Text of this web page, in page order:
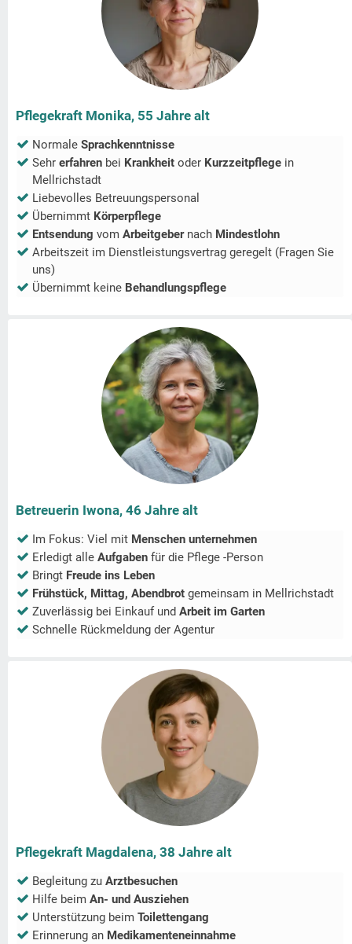
Pflegekraft Monika, 55 Jahre alt
Normale Sprachkenntnisse
Sehr erfahren bei Krankheit oder Kurzzeitpflege in
Mellrichstadt
Liebevolles Betreuungspersonal
Übernimmt Körperpflege
Entsendung vom Arbeitgeber nach Mindestlohn
Arbeitszeit im Dienstleistungsvertrag geregelt (Fragen Sie
uns)
Übernimmt keine Behandlungspflege
Betreuerin Iwona, 46 Jahre alt
Im Fokus: Viel mit Menschen unternehmen
Erledigt alle Aufgaben für die Pflege -Person
Bringt Freude ins Leben
Frühstück, Mittag, Abendbrot gemeinsam in Mellrichstadt
Zuverlässig bei Einkauf und Arbeit im Garten
Schnelle Rückmeldung der Agentur
Pflegekraft Magdalena, 38 Jahre alt
Begleitung zu Arztbesuchen
Hilfe beim An- und Ausziehen
Unterstützung beim Toilettengang
Erinnerung an Medikamenteneinnahme